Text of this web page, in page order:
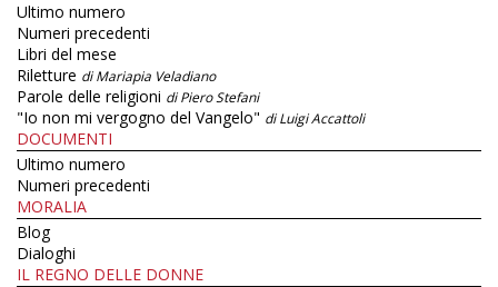
Ultimo numero
Numeri precedenti
Libri del mese
Riletture di Mariapia Veladiano
Parole delle religioni di Piero Stefani
"Io non mi vergogno del Vangelo" di Luigi Accattoli
DOCUMENTI
Ultimo numero
Numeri precedenti
MORALIA
Blog
Dialoghi
IL REGNO DELLE DONNE